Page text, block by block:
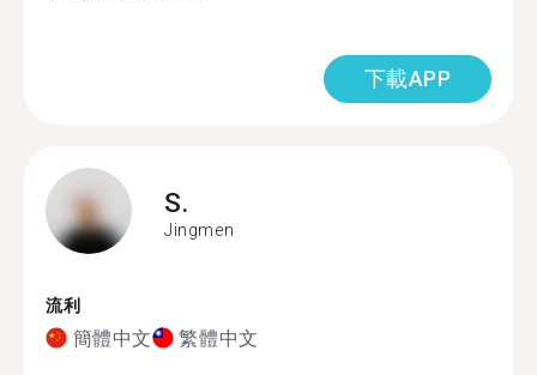
下載APP
S.
Jingmen
流利
簡體中文 繁體中文